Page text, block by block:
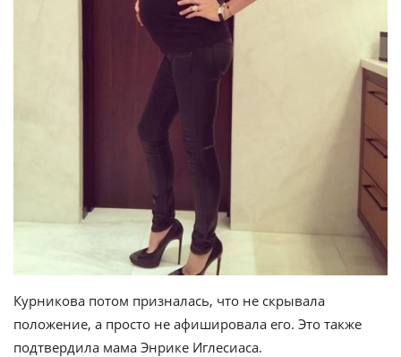
Курникова потом призналась, что не скрывала
положение, а просто не афишировала его. Это также
подтвердила мама Энрике Иглесиаса.